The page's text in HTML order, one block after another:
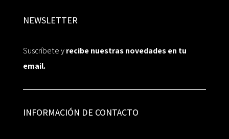
NEWSLETTER
Suscríbete yrecibe nuestras novedades en tu
email.
INFORMACIÓN DE CONTACTO